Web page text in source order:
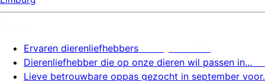
Ervaren dierenliefhebbers
Dierenliefhebber die op onze dieren wil passen in...
Lieve betrouwbare oppas gezocht in september